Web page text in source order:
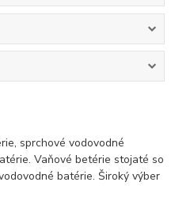
sprchové vodovodné
Vaňové betérie stojaté so
batérie. Široký výber